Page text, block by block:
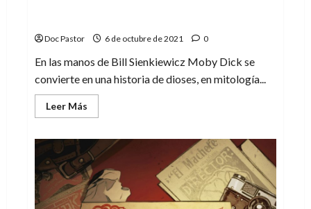
Doc Pastor 6 de octubre de 2021 0
En las manos de Bill Sienkiewicz Moby Dick se
convierte en una historia de dioses, en mitología...
Leer Más
más
El
claustrofóbico
Moby
Dick
de
Bill
Sienkiewicz